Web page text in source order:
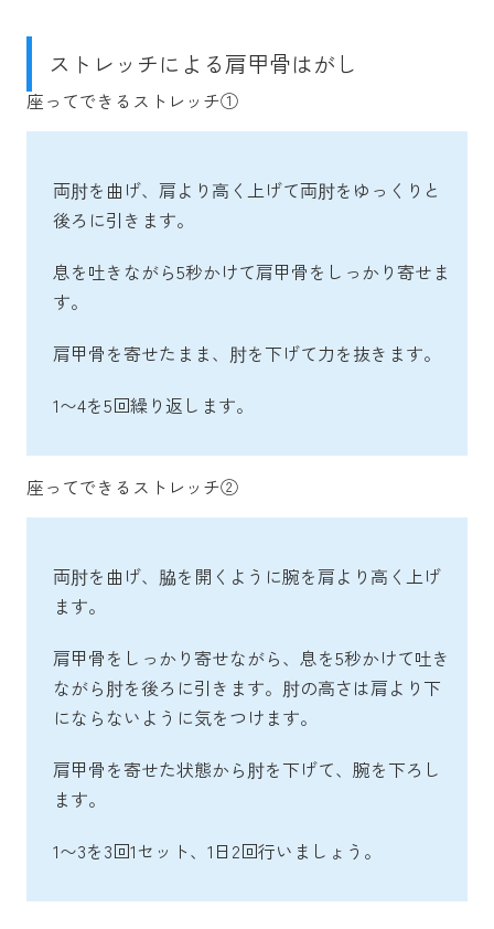
ストレッチによる肩甲骨はがし
座ってできるストレッチ①
両肘を曲げ、肩より高く上げて両肘をゆっくりと
後ろに引きます。
息を吐きながら5秒かけて肩甲骨をしっかり寄せま
す。
肩甲骨を寄せたまま、肘を下げて力を抜きます。
1〜4を5回繰り返します。
座ってできるストレッチ②
両肘を曲げ、脇を開くように腕を肩より高く上げ
ます。
肩甲骨をしっかり寄せながら、息を5秒かけて吐き
ながら肘を後ろに引きます。肘の高さは肩より下
にならないように気をつけます。
肩甲骨を寄せた状態から肘を下げて、腕を下ろし
ます。
1〜3を3回1セット、1日2回行いましょう。